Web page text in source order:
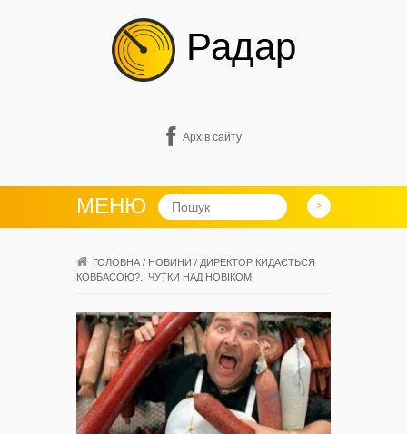
Радар
Архів сайту
МЕНЮ
ГОЛОВНА / НОВИНИ / ДИРЕКТОР КИДАЄТЬСЯ
КОВБАСОЮ?.. ЧУТКИ НАД НОВІКОМ